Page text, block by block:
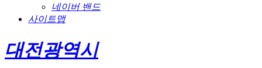
네이버 밴드
사이트맵
대전광역시